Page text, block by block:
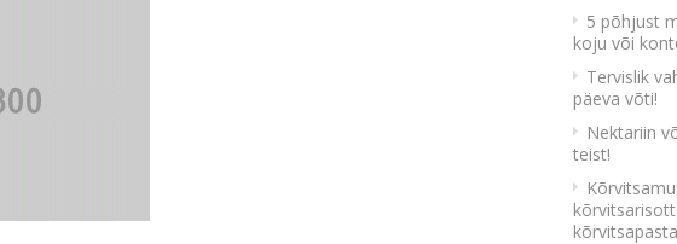
5 põhjust
koju või
Tervislik
päeva võti!
Nektariin
teist!